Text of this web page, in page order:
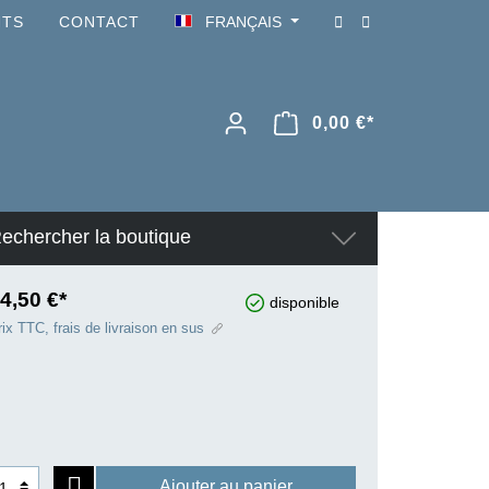
CONTACT FRANÇAIS
0,00 €*
la boutique
€* disponible
TTC, frais de livraison en sus